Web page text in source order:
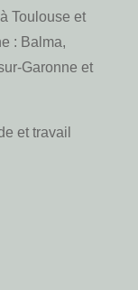
Toulouse et
: Balma,
Garonne et
et travail